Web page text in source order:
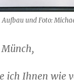
und Foto:
ich Ihnen wie